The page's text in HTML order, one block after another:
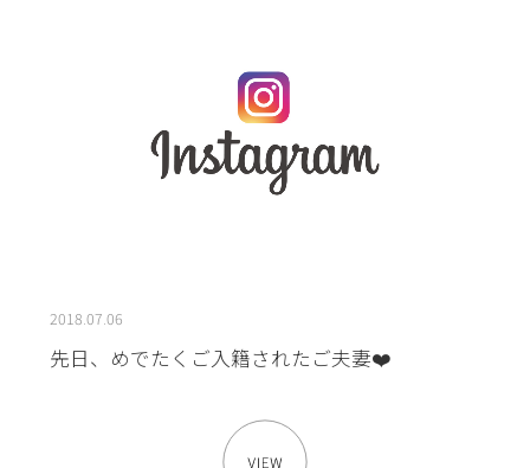
2018.07.06
先日、めでたくご入籍されたご夫妻❤️